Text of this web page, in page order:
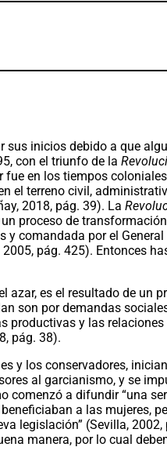
sus inicios debido a que
con el triunfo de la
en los tiempos
el terreno civil,
2018, pág. 39). La
proceso de
y comandada por el
pág. 425). Entonces
azar, es el resultado de un
son por demandas
productivas y las
pág. 38).
y los conservadores,
al garcianismo, y se
comenzó a difundir “una
a las mujeres,
legislación” (Sevilla,
manera, por lo cual